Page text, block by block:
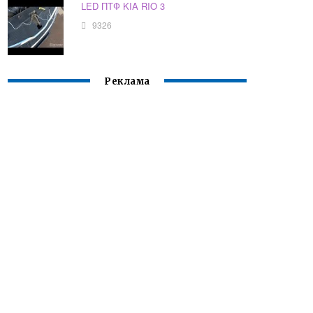
LED ПТФ KIA RIO 3
9326
Реклама